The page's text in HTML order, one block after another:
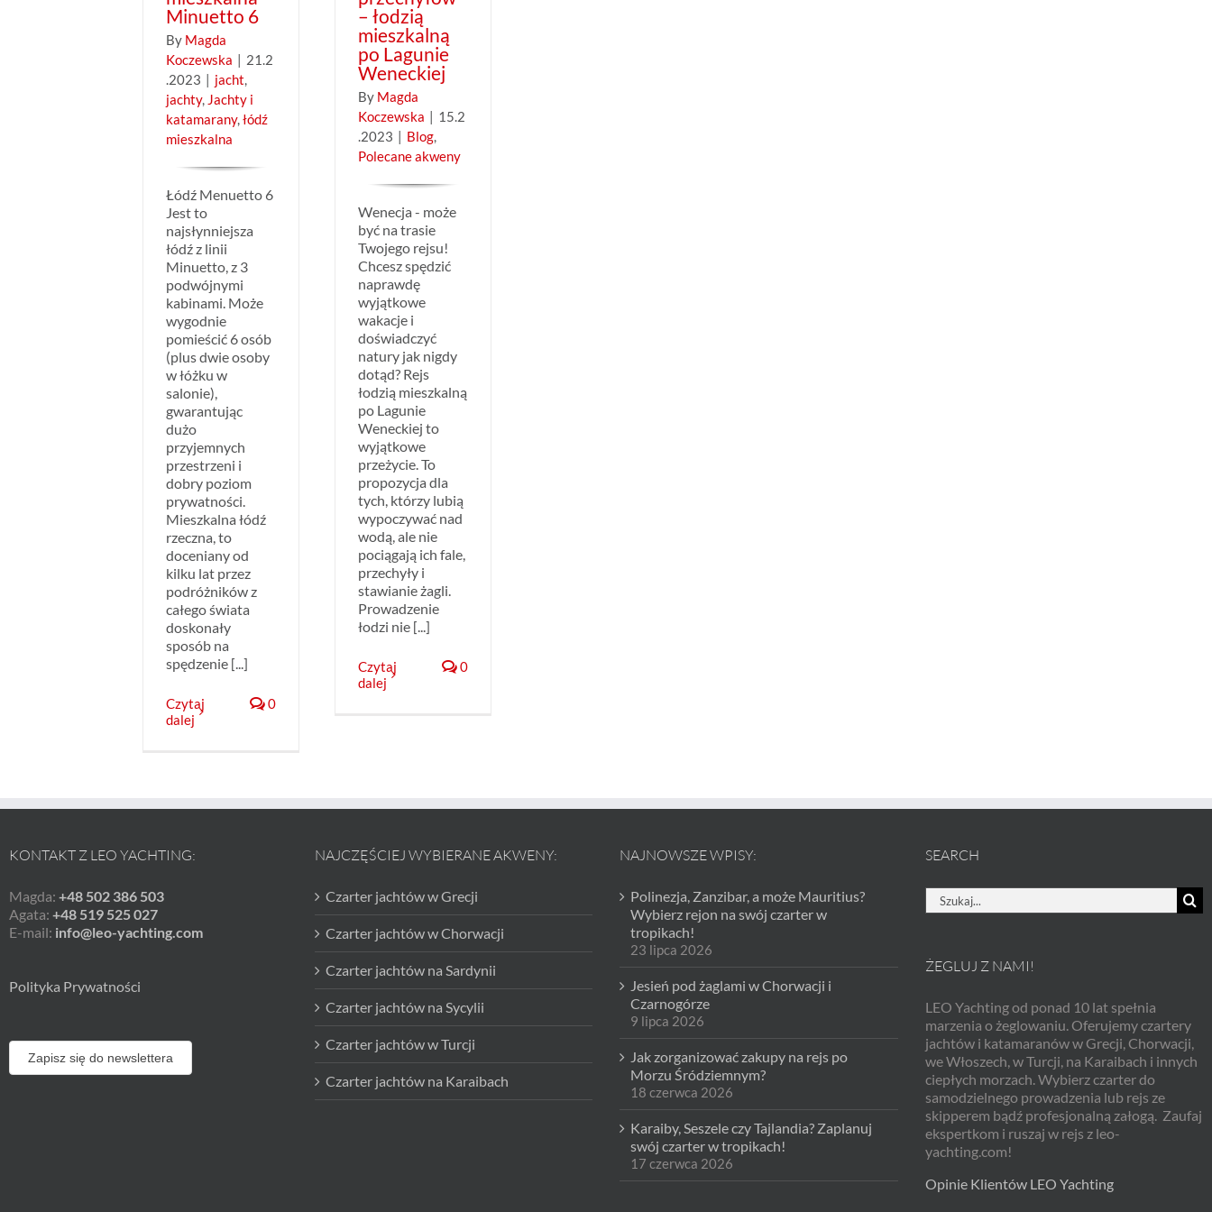
Minuetto 6
By Magda
Koczewska
21.2
.2023
jacht,
jachty, Jachty i
katamarany,łódź
mieszkalna
Łódź Menuetto 6
Jest to
najsłynniejsza
łódź z linii
Minuetto, z 3
podwójnymi
kabinami. Może
wygodnie
pomieścić 6 osób
(plus dwie osoby
w łóżku w
salonie),
gwarantując
dużo
przyjemnych
przestrzeni i
dobry poziom
prywatności.
Mieszkalna łódź
rzeczna, to
doceniany od
kilku lat przez
podróżników z
całego świata
doskonały
sposób na
spędzenie [...]
Czytaj
dalej
0
– łodzią
mieszkalną
po Lagunie
Weneckiej
By Magda
Koczewska
15.2
.2023
Blog,
Polecane akweny
Wenecja - może
być na trasie
Twojego rejsu!
Chcesz spędzić
naprawdę
wyjątkowe
wakacje i
doświadczyć
natury jak nigdy
dotąd? Rejs
łodzią mieszkalną
po Lagunie
Weneckiej to
wyjątkowe
przeżycie. To
propozycja dla
tych, którzy lubią
wypoczywać nad
wodą, ale nie
pociągają ich fale,
przechyły i
stawianie żagli.
Prowadzenie
łodzi nie [...]
Czytaj
dalej
0
KONTAKT Z LEO YACHTING:
Magda: +48 502 386 503
Agata: +48 519 525 027
E-mail: info@leo-yachting.com
Polityka Prywatności
Zapisz się do newslettera
NAJCZĘŚCIEJ WYBIERANE AKWENY:
Czarter jachtów w Grecji
Czarter jachtów w Chorwacji
Czarter jachtów na Sardynii
Czarter jachtów na Sycylii
Czarter jachtów w Turcji
Czarter jachtów na Karaibach
NAJNOWSZE WPISY:
Polinezja, Zanzibar, a może Mauritius?
Wybierz rejon na swój czarter w
tropikach!
23 lipca 2026
Jesień pod żaglami w Chorwacji i
Czarnogórze
9 lipca 2026
Jak zorganizować zakupy na rejs po
Morzu Śródziemnym?
18 czerwca 2026
Karaiby, Seszele czy Tajlandia? Zaplanuj
swój czarter w tropikach!
17 czerwca 2026
SEARCH
Szukaj
ŻEGLUJ Z NAMI!
LEO Yachting od ponad 10 lat spełnia
marzenia o żeglowaniu. Oferujemy czartery
jachtów i katamaranów w Grecji, Chorwacji,
we Włoszech, w Turcji, na Karaibach i innych
ciepłych morzach. Wybierz czarter do
samodzielnego prowadzenia lub rejs ze
skipperem bądź profesjonalną załogą. Zaufaj
ekspertkom i ruszaj w rejs z leo-
yachting.com!
Opinie Klientów LEO Yachting